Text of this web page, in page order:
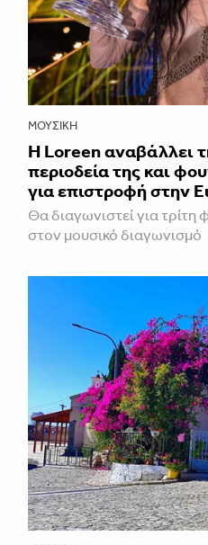
ΜΟΥΣΙΚΉ
Η Loreen αναβάλλει
περιοδεία της και
για επιστροφή στην
Θα διαγωνιστεί για τρίτη
στον μουσικό διαγωνισμό